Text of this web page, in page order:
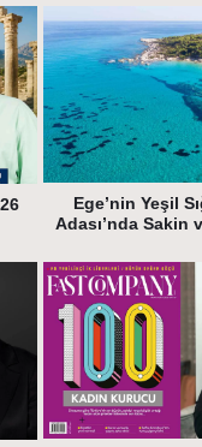
Ege’nin Yeşil
Adası’nda Sakin